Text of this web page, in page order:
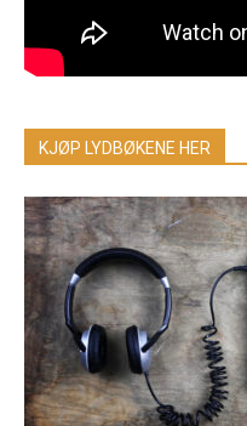
KJØP LYDBØKENE HER